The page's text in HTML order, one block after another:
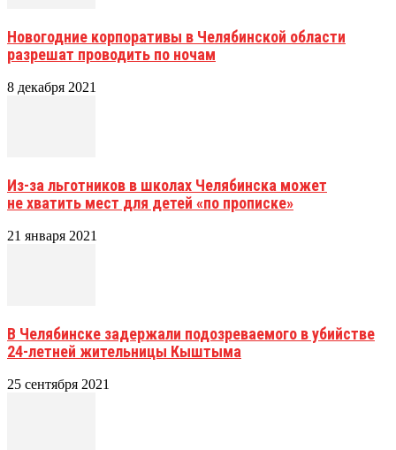
Новогодние корпоративы в Челябинской области
разрешат проводить по ночам
8 декабря 2021
Из-за льготников в школах Челябинска может
не хватить мест для детей «по прописке»
21 января 2021
В Челябинске задержали подозреваемого в убийстве
24-летней жительницы Кыштыма
25 сентября 2021